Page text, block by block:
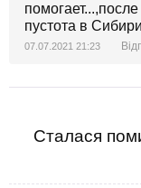
пустота в
07.07.2021 21:23
Сталася